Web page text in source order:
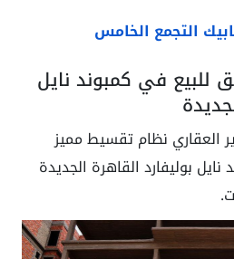
التجمع الخامس
في كمبوند نايل
العقاري نظام تقسيط مميز
بوليفارد القاهرة الجديدة